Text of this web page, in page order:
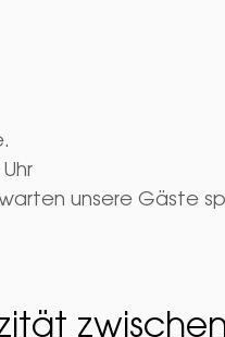
unsere Gäste